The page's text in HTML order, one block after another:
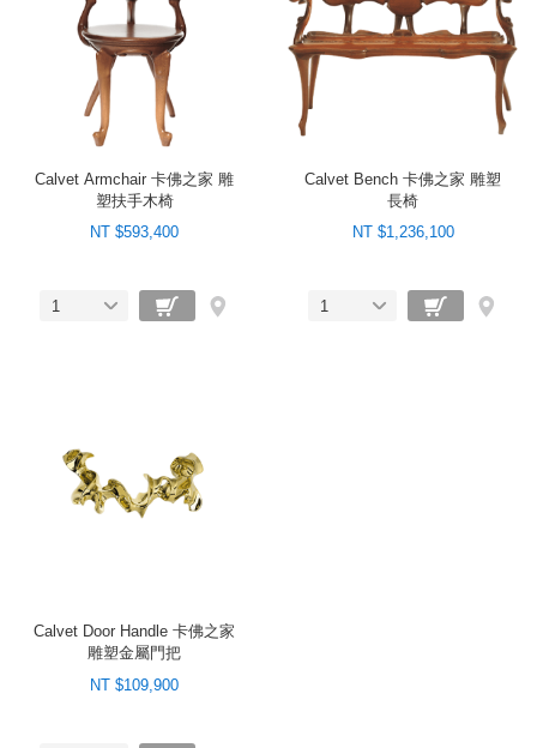
Calvet Armchair 卡佛之家 雕
塑扶手木椅
NT $593,400
1
Calvet Bench 卡佛之家 雕塑
長椅
NT $1,236,100
1
Calvet Door Handle 卡佛之家
雕塑金屬門把
NT $109,900